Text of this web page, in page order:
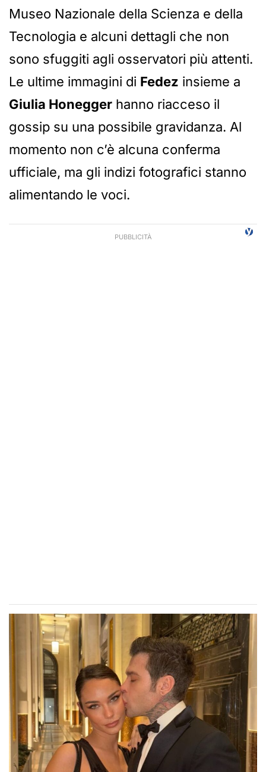
Museo Nazionale della Scienza e della
Tecnologia e alcuni dettagli che non
sono sfuggiti agli osservatori più attenti.
Le ultime immagini di Fedez insieme a
Giulia Honegger hanno riacceso il
gossip su una possibile gravidanza. Al
momento non c’è alcuna conferma
ufficiale, ma gli indizi fotografici stanno
alimentando le voci.